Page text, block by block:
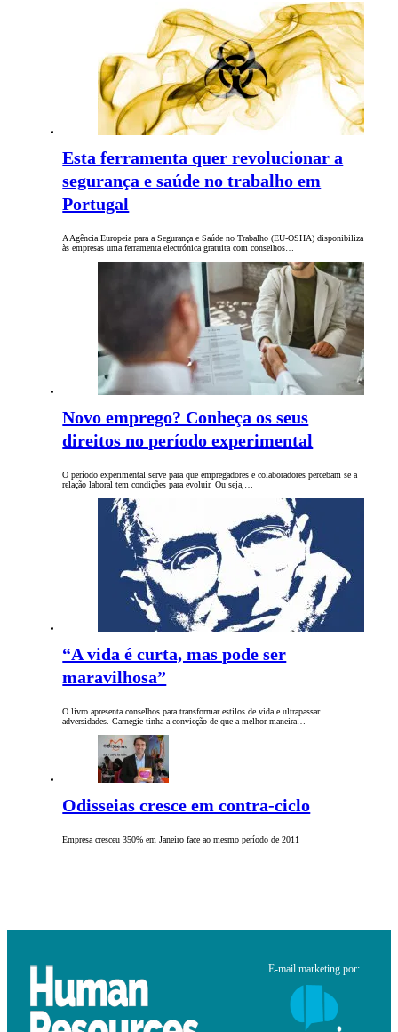
Esta ferramenta quer revolucionar a
segurança e saúde no trabalho em
Portugal
A Agência Europeia para a Segurança e Saúde no Trabalho (EU-OSHA) disponibiliza
às empresas uma ferramenta electrónica gratuita com conselhos…
Novo emprego? Conheça os seus
direitos no período experimental
O período experimental serve para que empregadores e colaboradores percebam se a
relação laboral tem condições para evoluir. Ou seja,…
“A vida é curta, mas pode ser
maravilhosa”
O livro apresenta conselhos para transformar estilos de vida e ultrapassar
adversidades. Carnegie tinha a convicção de que a melhor maneira…
Odisseias cresce em contra-ciclo
Empresa cresceu 350% em Janeiro face ao mesmo período de 2011
E-mail marketing por: